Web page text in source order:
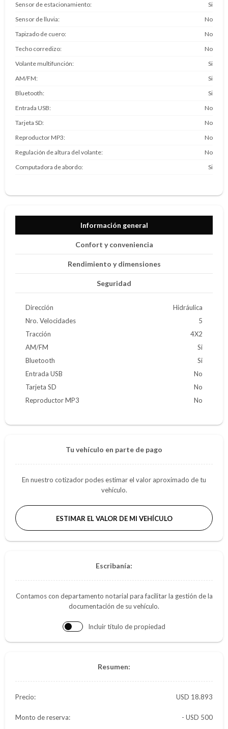
Sensor de estacionamiento
Si
Sensor de lluvia
No
Tapizado de cuero
No
Techo corredizo
No
Volante multifunción
Si
AM/FM
Si
Bluetooth
Si
Entrada USB
No
Tarjeta SD
No
Reproductor MP3
No
Regulación de altura del volante
No
Computadora de abordo
Si
Información general
Confort y conveniencia
Rendimiento y dimensiones
Seguridad
Dirección
Hidráulica
Nro. Velocidades
5
Tracción
4X2
AM/FM
Si
Bluetooth
Si
Entrada USB
No
Tarjeta SD
No
Reproductor MP3
No
Tu vehículo en parte de pago
En nuestro cotizador podes estimar el valor aproximado de tu
vehículo.
ESTIMAR EL VALOR DE MI VEHÍCULO
Escribanía:
Contamos con departamento notarial para facilitar la gestión de la
documentación de su vehículo.
Incluir título de propiedad
Resumen:
Precio: 18.893
Monto de reserva: - USD 500